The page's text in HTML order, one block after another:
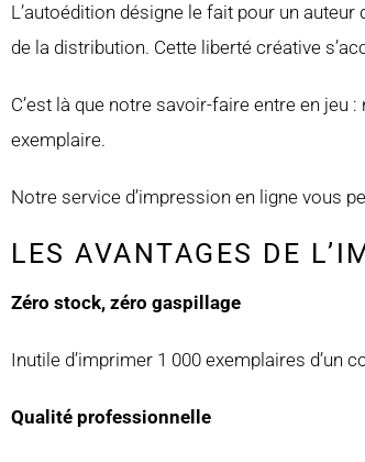
L’autoédition désigne le fait pour un
de la distribution. Cette liberté créative
C’est là que notre savoir-faire entre en jeu
exemplaire.
Notre service d’impression en ligne vous
LES AVANTAGES DE
Zéro stock, zéro gaspillage
Inutile d’imprimer 1 000 exemplaires d’un
Qualité professionnelle